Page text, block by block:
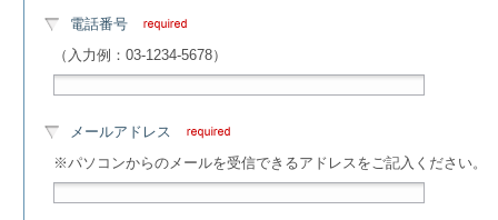
電話番号
（入力例：03-1234-5678）
メールアドレス
※パソコンからのメールを受信できるアドレスをご記入ください。